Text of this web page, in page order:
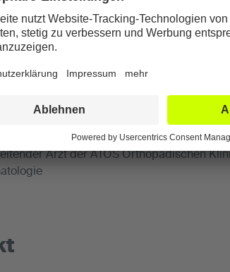
Assistenzarzt am Lahn-Dill-Klinikum
Assistenzarzt an der Justus-Liebig-
für Unfallchirurgie und Orthopädie
Funktionsoberarzt am Lahn-Dill-
Oberarzt am Lahn-Dill-Klinikum
in der ATOS Orthopädischen Klinik
Arzt der ATOS Orthopädischen